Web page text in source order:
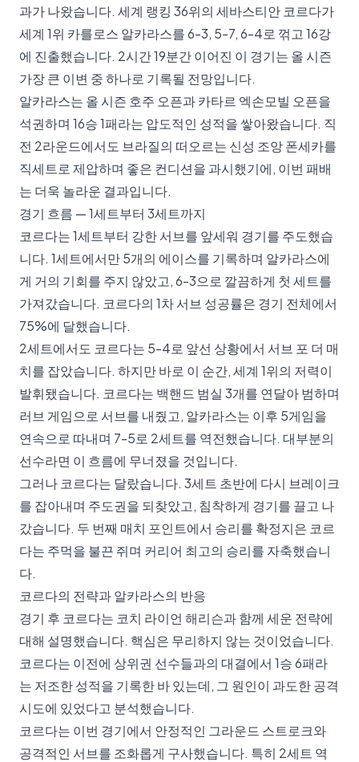
과가 나왔습니다. 세계 랭킹 36위의 세바스티안 코르다가
세계 1위 카를로스 알카라스를 6-3, 5-7, 6-4로 꺾고 16강
에 진출했습니다. 2시간 19분간 이어진 이 경기는 올 시즌
가장 큰 이변 중 하나로 기록될 전망입니다.
알카라스는 올 시즌 호주 오픈과 카타르 엑손모빌 오픈을
석권하며 16승 1패라는 압도적인 성적을 쌓아왔습니다. 직
전 2라운드에서도 브라질의 떠오르는 신성 조앙 폰세카를
직세트로 제압하며 좋은 컨디션을 과시했기에, 이번 패배
는 더욱 놀라운 결과입니다.
경기 흐름 — 1세트부터 3세트까지
코르다는 1세트부터 강한 서브를 앞세워 경기를 주도했습
니다. 1세트에서만 5개의 에이스를 기록하며 알카라스에
게 거의 기회를 주지 않았고, 6-3으로 깔끔하게 첫 세트를
가져갔습니다. 코르다의 1차 서브 성공률은 경기 전체에서
75%에 달했습니다.
2세트에서도 코르다는 5-4로 앞선 상황에서 서브 포 더 매
치를 잡았습니다. 하지만 바로 이 순간, 세계 1위의 저력이
발휘됐습니다. 코르다는 백핸드 범실 3개를 연달아 범하며
러브 게임으로 서브를 내줬고, 알카라스는 이후 5게임을
연속으로 따내며 7-5로 2세트를 역전했습니다. 대부분의
선수라면 이 흐름에 무너졌을 것입니다.
그러나 코르다는 달랐습니다. 3세트 초반에 다시 브레이크
를 잡아내며 주도권을 되찾았고, 침착하게 경기를 끌고 나
갔습니다. 두 번째 매치 포인트에서 승리를 확정지은 코르
다는 주먹을 불끈 쥐며 커리어 최고의 승리를 자축했습니
다.
코르다의 전략과 알카라스의 반응
경기 후 코르다는 코치 라이언 해리슨과 함께 세운 전략에
대해 설명했습니다. 핵심은 무리하지 않는 것이었습니다.
코르다는 이전에 상위권 선수들과의 대결에서 1승 6패라
는 저조한 성적을 기록한 바 있는데, 그 원인이 과도한 공격
시도에 있었다고 분석했습니다.
코르다는 이번 경기에서 안정적인 그라운드 스트로크와
공격적인 서브를 조화롭게 구사했습니다. 특히 2세트 역